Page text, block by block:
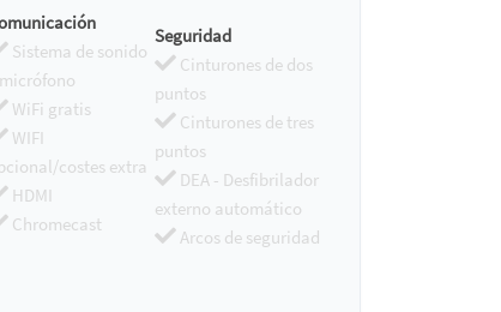
Sistema de sonido
WiFi gratis
WIFI
costes extra
HDMI
Chromecast
Seguridad
Cinturones de dos
puntos
Cinturones de tres
puntos
DEA - Desfibrilador
externo automático
Arcos de seguridad